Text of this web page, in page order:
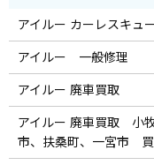
アイルー カーレスキュ
アイルー 一般修理
アイルー 廃車買取
アイルー 廃車買取 小
市、扶桑町、一宮市 買